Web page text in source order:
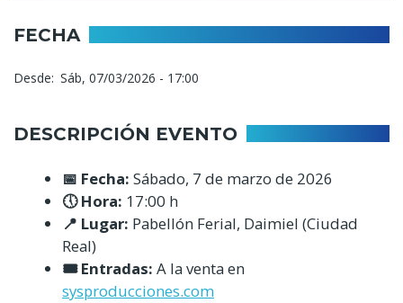
FECHA
Desde Sáb, 07/03/2026 - 17:00
DESCRIPCIÓN EVENTO
📅 Fecha: Sábado, 7 de marzo de 2026
🕔 Hora: 17:00 h
📍 Lugar: Pabellón Ferial, Daimiel (Ciudad
Real)
🎟️ Entradas: A la venta en
sysproducciones.com